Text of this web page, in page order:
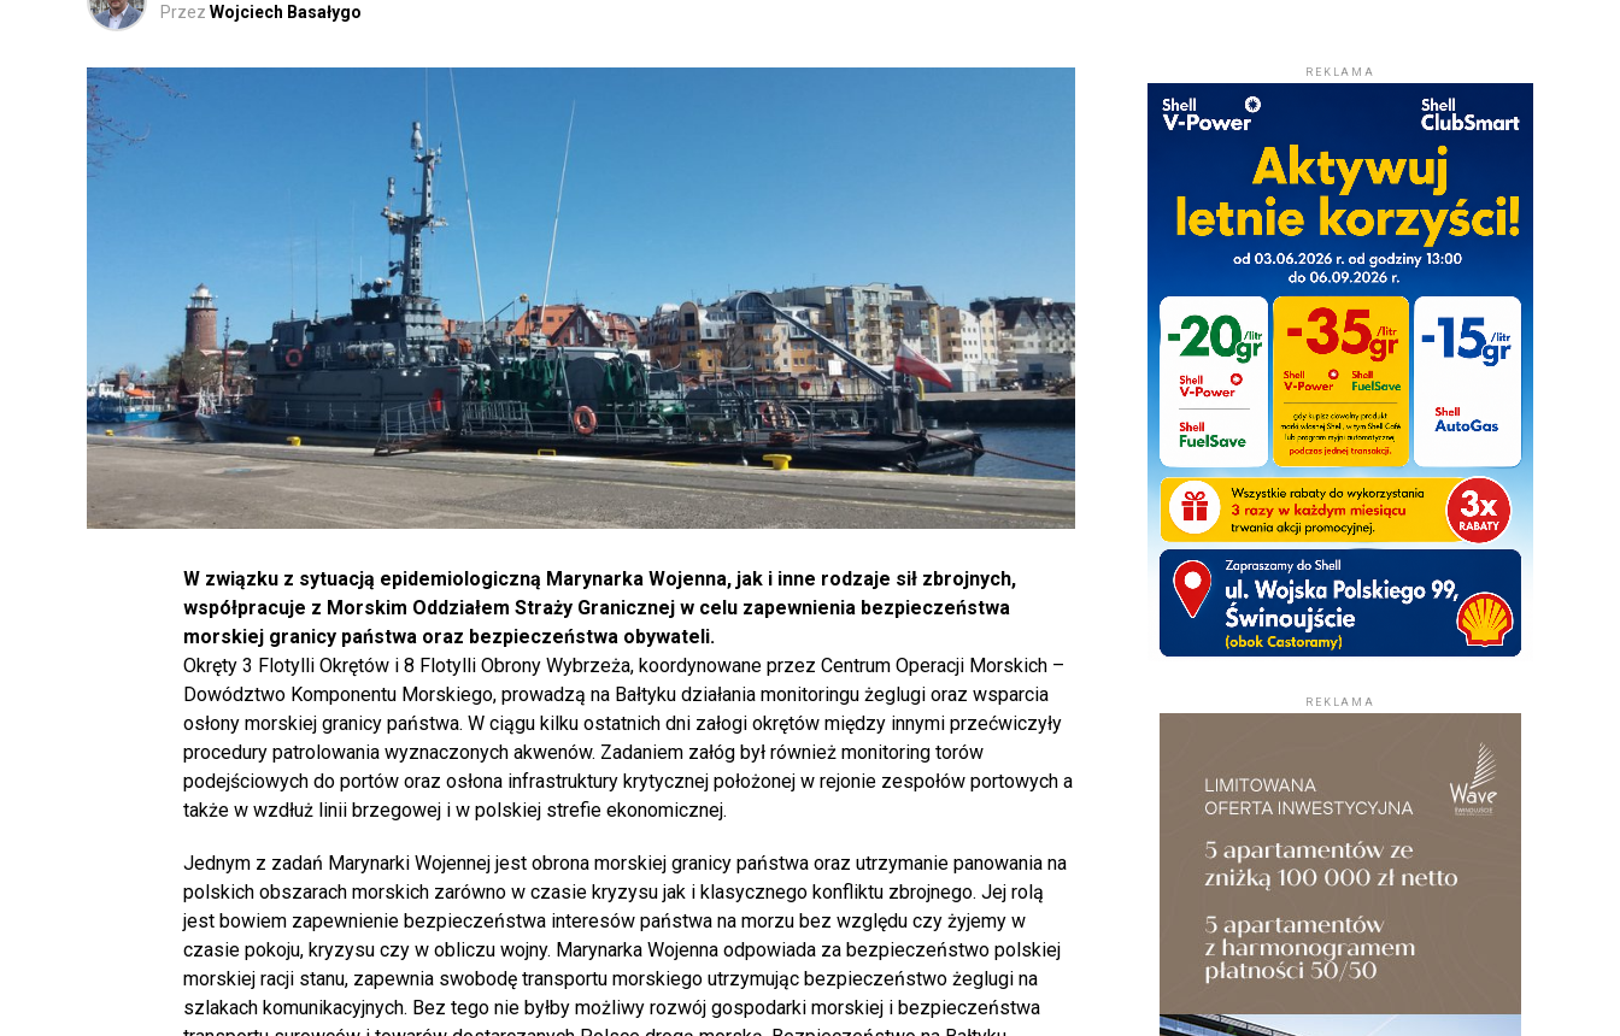
Przez Wojciech Basałygo
W związku z sytuacją epidemiologiczną Marynarka Wojenna, jak i inne rodzaje sił zbrojnych,
współpracuje z Morskim Oddziałem Straży Granicznej w celu zapewnienia bezpieczeństwa
morskiej granicy państwa oraz bezpieczeństwa obywateli.
Okręty 3 Flotylli Okrętów i 8 Flotylli Obrony Wybrzeża, koordynowane przez Centrum Operacji Morskich –
Dowództwo Komponentu Morskiego, prowadzą na Bałtyku działania monitoringu żeglugi oraz wsparcia
osłony morskiej granicy państwa. W ciągu kilku ostatnich dni załogi okrętów między innymi przećwiczyły
procedury patrolowania wyznaczonych akwenów. Zadaniem załóg był również monitoring torów
podejściowych do portów oraz osłona infrastruktury krytycznej położonej w rejonie zespołów portowych a
także w wzdłuż linii brzegowej i w polskiej strefie ekonomicznej.
Jednym z zadań Marynarki Wojennej jest obrona morskiej granicy państwa oraz utrzymanie panowania na
polskich obszarach morskich zarówno w czasie kryzysu jak i klasycznego konfliktu zbrojnego. Jej rolą
jest bowiem zapewnienie bezpieczeństwa interesów państwa na morzu bez względu czy żyjemy w
czasie pokoju, kryzysu czy w obliczu wojny. Marynarka Wojenna odpowiada za bezpieczeństwo polskiej
morskiej racji stanu, zapewnia swobodę transportu morskiego utrzymując bezpieczeństwo żeglugi na
szlakach komunikacyjnych. Bez tego nie byłby możliwy rozwój gospodarki morskiej i bezpieczeństwa
REKLAMA
REKLAMA